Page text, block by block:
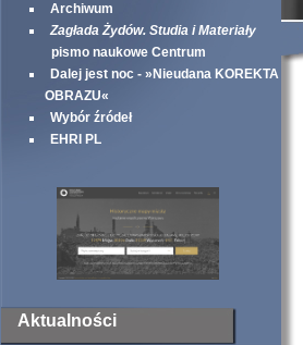
Archiwum
Zagłada Żydów. Studia i Materiały
pismo naukowe Centrum
Dalej jest noc - »Nieudana KOREKTA
OBRAZU«
Wybór źródeł
EHRI PL
Aktualności